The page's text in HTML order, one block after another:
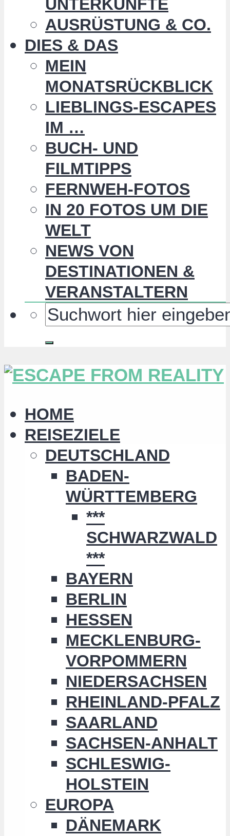
UNTERKÜNFTE
AUSRÜSTUNG & CO.
DIES & DAS
MEIN
MONATSRÜCKBLICK
LIEBLINGS-ESCAPES
IM …
BUCH- UND
FILMTIPPS
FERNWEH-FOTOS
IN 20 FOTOS UM DIE
WELT
NEWS VON
DESTINATIONEN &
VERANSTALTERN
HOME
REISEZIELE
DEUTSCHLAND
BADEN-
WÜRTTEMBERG
***
SCHWARZWALD
***
BAYERN
BERLIN
HESSEN
MECKLENBURG-
VORPOMMERN
NIEDERSACHSEN
RHEINLAND-PFALZ
SAARLAND
SACHSEN-ANHALT
SCHLESWIG-
HOLSTEIN
EUROPA
DÄNEMARK